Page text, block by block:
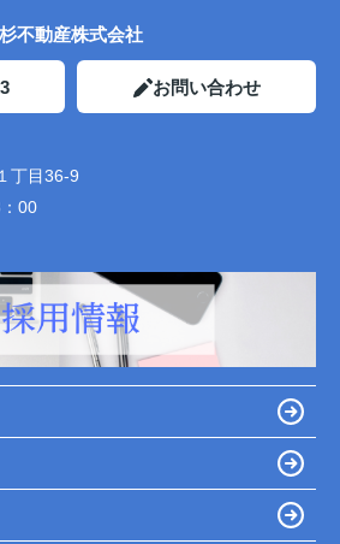
不動産株式会社
お問い合わせ
丁目36-9
00